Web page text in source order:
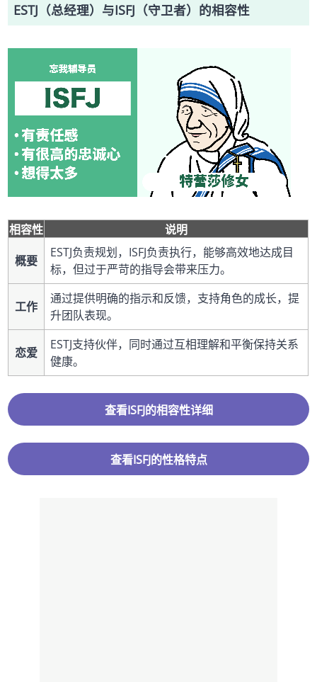
ESTJ（总经理）与ISFJ（守卫者）的相容性
相容性
说明
概要
ESTJ负责规划，ISFJ负责执行，能够高效地达成目
标，但过于严苛的指导会带来压力。
工作
通过提供明确的指示和反馈，支持角色的成长，提
升团队表现。
恋爱
ESTJ支持伙伴，同时通过互相理解和平衡保持关系
健康。
查看ISFJ的相容性详细
查看ISFJ的性格特点